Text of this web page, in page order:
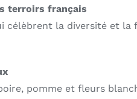
terroirs français
célèbrent la diversité et
pomme et fleurs